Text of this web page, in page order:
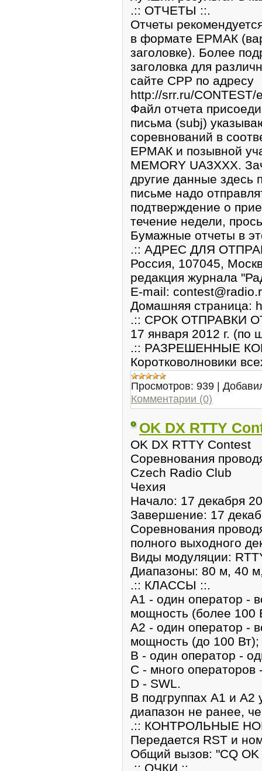
.:: ОТЧЕТЫ ::.
Отчеты
в формате ЕРМАК
заголовке). Более
заголовка для
сайте СРР по адресу
http://srr.ru/
Файл отчета
письма (subj)
соревнований в
ЕРМАК и позывной
MEMORY UA3XXX.
другие данные здесь
письме надо
подтверждение о
течение недели,
Бумажные отчеты в
.:: АДРЕС ДЛЯ
Россия, 107045,
редакция журнала
E-mail:
Домашняя страница:
.:: СРОК ОТПРАВКИ
17 января 2012 г. (по
.:: РАЗРЕШЕННЫЕ
Коротковолновики
Просмотров: 939 |
Комментарии (0)
OK DX RTTY
OK DX RTTY Contest
Соревнования
Czech Radio Club
Чехия
Начало: 17 декабря
Завершение: 17
Соревнования
полного выходного
Виды модуляции:
Диапазоны: 80 м, 40
.:: КЛАССЫ ::.
A1 - один оператор -
мощность (более 100
A2 - один оператор -
мощность (до 100 Вт);
B - один оператор -
C - много операторов
D - SWL.
В подгруппах A1 и A2
диапазон не ранее,
.:: КОНТРОЛЬНЫЕ
Передается RST и
Общий вызов: "CQ OK
.:: ОЧКИ ::.